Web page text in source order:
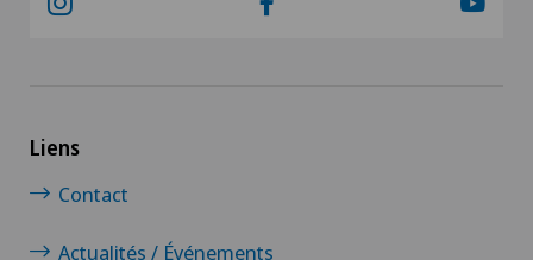
Liens
Contact
Actualités / Événements